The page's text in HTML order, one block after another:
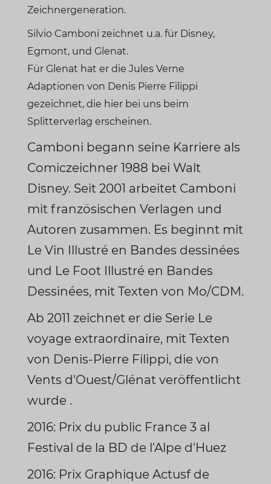
Zeichnergeneration.
Silvio Camboni zeichnet u.a. für Disney,
Egmont, und Glenat.
Für Glenat hat er die Jules Verne
Adaptionen von Denis Pierre Filippi
gezeichnet, die hier bei uns beim
Splitterverlag erscheinen.
Camboni begann seine Karriere als
Comiczeichner 1988 bei Walt
Disney. Seit 2001 arbeitet Camboni
mit französischen Verlagen und
Autoren zusammen. Es beginnt mit
Le Vin Illustré en Bandes dessinées
und Le Foot Illustré en Bandes
Dessinées, mit Texten von Mo/CDM.
Ab 2011 zeichnet er die Serie Le
voyage extraordinaire, mit Texten
von Denis-Pierre Filippi, die von
Vents d'Ouest/Glénat veröffentlicht
wurde .
2016: Prix du public France 3 al
Festival de la BD de l'Alpe d'Huez
2016: Prix Graphique Actusf de